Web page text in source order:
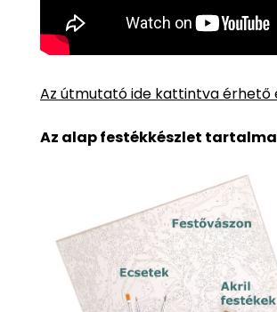
Az útmutató ide kattintva érhető
Az alap festékkészlet